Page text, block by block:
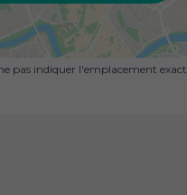
pas indiquer l'emplacement exact